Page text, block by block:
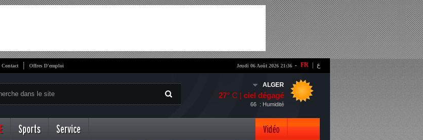
- FR ع Contact Offres D'emploi Jeudi 06 Août 2026 21:36
ALGER
27° C | ciel dégagé
: Humidité
66
Sports Service Vidéo